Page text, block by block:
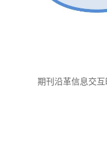
期刊沿革信息交